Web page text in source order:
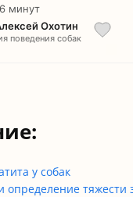
6 минут
Охотин
поведения собак
у собак
определение тяжести